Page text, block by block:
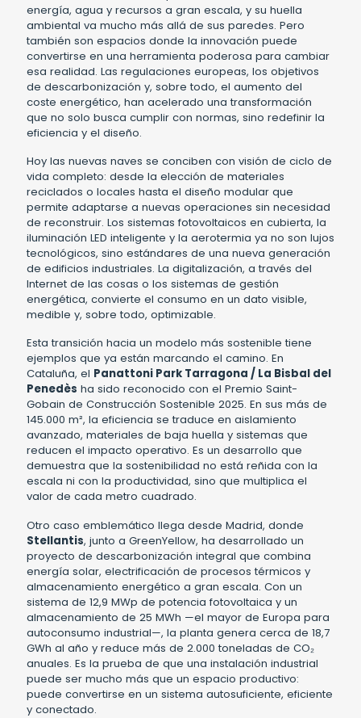
energía, agua y recursos a gran escala, y su huella
ambiental va mucho más allá de sus paredes. Pero
también son espacios donde la innovación puede
convertirse en una herramienta poderosa para cambiar
esa realidad. Las regulaciones europeas, los objetivos
de descarbonización y, sobre todo, el aumento del
coste energético, han acelerado una transformación
que no solo busca cumplir con normas, sino redefinir la
eficiencia y el diseño.
Hoy las nuevas naves se conciben con visión de ciclo de
vida completo: desde la elección de materiales
reciclados o locales hasta el diseño modular que
permite adaptarse a nuevas operaciones sin necesidad
de reconstruir. Los sistemas fotovoltaicos en cubierta, la
iluminación LED inteligente y la aerotermia ya no son lujos
tecnológicos, sino estándares de una nueva generación
de edificios industriales. La digitalización, a través del
Internet de las cosas o los sistemas de gestión
energética, convierte el consumo en un dato visible,
medible y, sobre todo, optimizable.
Esta transición hacia un modelo más sostenible tiene
ejemplos que ya están marcando el camino. En
Cataluña, el Panattoni Park Tarragona / La Bisbal del
Penedès ha sido reconocido con el Premio Saint-
Gobain de Construcción Sostenible 2025. En sus más de
145.000 m², la eficiencia se traduce en aislamiento
avanzado, materiales de baja huella y sistemas que
reducen el impacto operativo. Es un desarrollo que
demuestra que la sostenibilidad no está reñida con la
escala ni con la productividad, sino que multiplica el
valor de cada metro cuadrado.
Otro caso emblemático llega desde Madrid, donde
Stellantis, junto a GreenYellow, ha desarrollado un
proyecto de descarbonización integral que combina
energía solar, electrificación de procesos térmicos y
almacenamiento energético a gran escala. Con un
sistema de 12,9 MWp de potencia fotovoltaica y un
almacenamiento de 25 MWh —el mayor de Europa para
autoconsumo industrial—, la planta genera cerca de 18,7
GWh al año y reduce más de 2.000 toneladas de CO₂
anuales. Es la prueba de que una instalación industrial
puede ser mucho más que un espacio productivo:
puede convertirse en un sistema autosuficiente, eficiente
y conectado.